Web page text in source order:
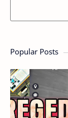
Popular Posts